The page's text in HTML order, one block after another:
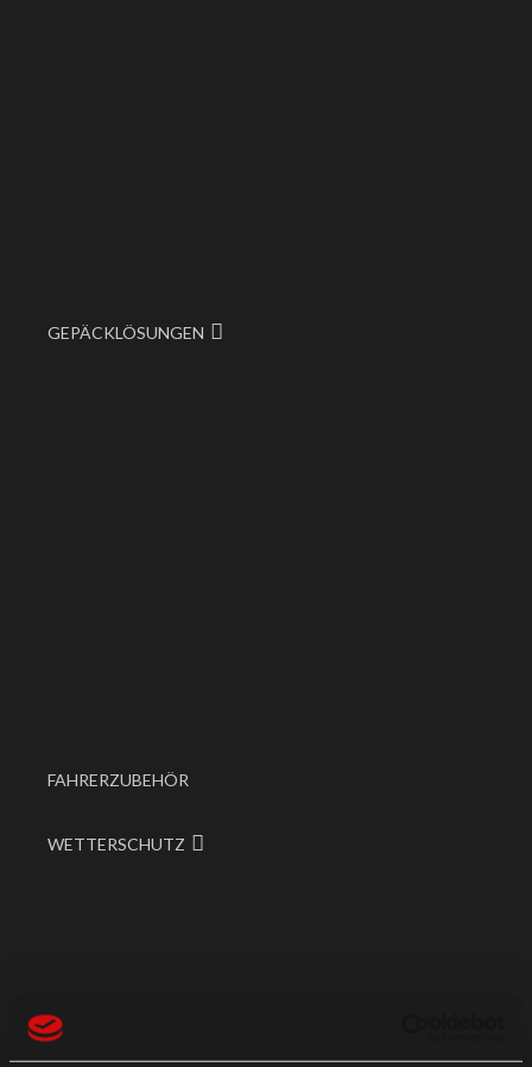
GEPÄCKLÖSUNGEN
FAHRERZUBEHÖR
WETTERSCHUTZ
ANGEBOTE